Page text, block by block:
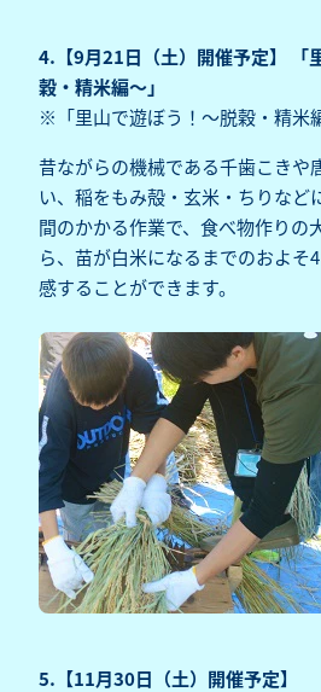
4.【9月21日（土）開催予定】 「
穀・精米編～」
※「里山で遊ぼう！～脱穀・精米
昔ながらの機械である千歯こきや
い、稲をもみ殻・玄米・ちりなど
間のかかる作業で、食べ物作りの
ら、苗が白米になるまでのおよそ
感することができます。
5.【11月30日（土）開催予定】